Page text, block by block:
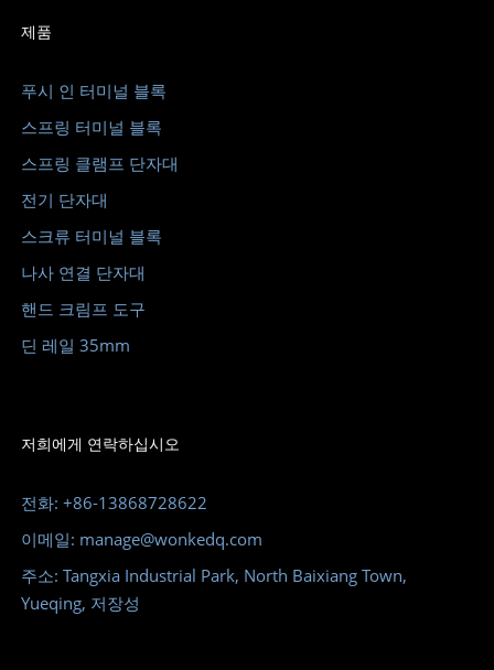
제품
푸시 인 터미널 블록
스프링 터미널 블록
스프링 클램프 단자대
전기 단자대
스크류 터미널 블록
나사 연결 단자대
핸드 크림프 도구
딘 레일 35mm
저희에게 연락하십시오
전화: +86-13868728622
이메일: manage@wonkedq.com
주소: Tangxia Industrial Park, North Baixiang Town,
Yueqing, 저장성